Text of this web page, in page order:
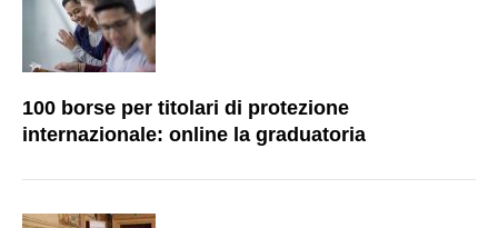
100 borse per titolari di protezione
internazionale: online la graduatoria